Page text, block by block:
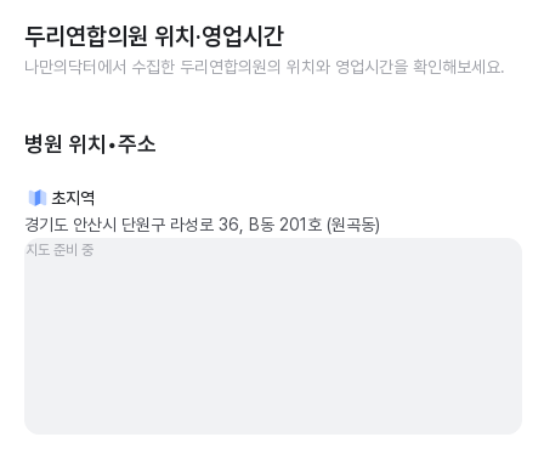
두리연합의원 위치·영업시간
나만의닥터에서 수집한 두리연합의원의 위치와 영업시간을 확인해보세요.
병원 위치•주소
초지역
경기도 안산시 단원구 라성로 36, B동 201호 (원곡동)
지도 준비 중